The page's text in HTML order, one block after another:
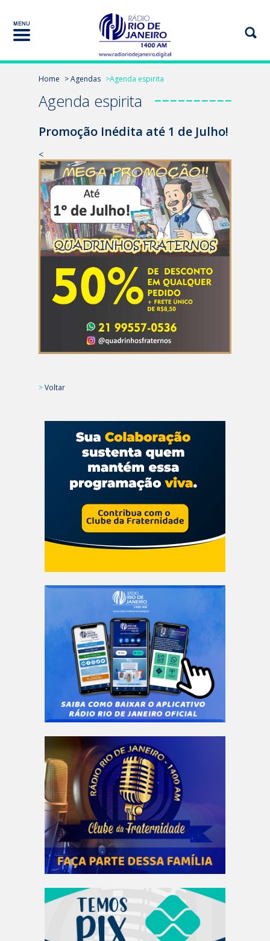
Home > Agendas >Agenda espirita
Agenda espirita
Promoção Inédita até 1 de Julho!
<
>Voltar